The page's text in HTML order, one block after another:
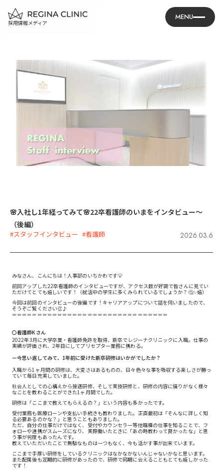
採用情報メディア
MENU
🌸入社し1年経ってみて🌸22卒看護師のいまをインタビュー～
（後編）
#スタッフインタビュー #看護師 2026.03.6
みなさん、こんにちは！人事部のいちかわです💡
前回アップした22卒看護師のインタビューですが、アクセス数が好調で皆さんに見てい
ただけてとても嬉しいです！（就活中の学生に多くみられているでしょうか？🤔✨嬉）
今回は前回のインタビューの後編です！キャリアアップについて話を伺いましたので、
そうぞご覧ください👏♪
＝＝＝＝＝＝＝＝＝＝＝＝＝＝＝＝＝＝＝＝＝＝＝＝＝＝＝＝＝＝＝
〇看護師Kさん
2022年3月に大学卒業・看護師免許を取得、新卒でレジーナクリニックに入職。仕事の
実績が評価され、2年目にしてプリセプター業務に携わる。
ー今思い返してみて、1年前に受けた新卒研修はいかがでしたか？
入職から1ヶ月間の研修は、大変さはあるものの、日々色々な事を吸収する楽しさが勝っ
ていて毎日充実していました。
社会人としての心構えから接遇研修、そして実技研修と、研修の内容に偏りがなく様々
なことを教わることができた1ヶ月間でした。
研修は「ここまで教えてもらえるの？」という内容も多かったです。
受付業務も医療ローンや支払い手続きも教わりました。正直最初は「そんなに詳しく知
る必要あるのかな？」と思うこともありました。
ただ、自分の仕事だけではなく、受付やカウンセラー等他職種の仕事を知ることで、フ
ォローや連携がスムーズになり、実際働いたときに「あの時教わって良かったな」と思
う事が何度もあったんです。
教えていただいたことで無駄なものは一つもなく、今も活かす事が出来ています。
ここまで手厚い研修をしているクリニックはなかなかないんじゃないかなと思います。
また配属後も定期的に研修があったので、研修で同期に会えることもとても嬉しかった
です！